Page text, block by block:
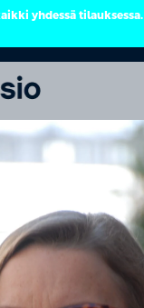
yhdessä tilauksessa.